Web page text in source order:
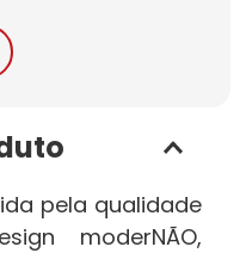
pela qualidade
moderNÃO,